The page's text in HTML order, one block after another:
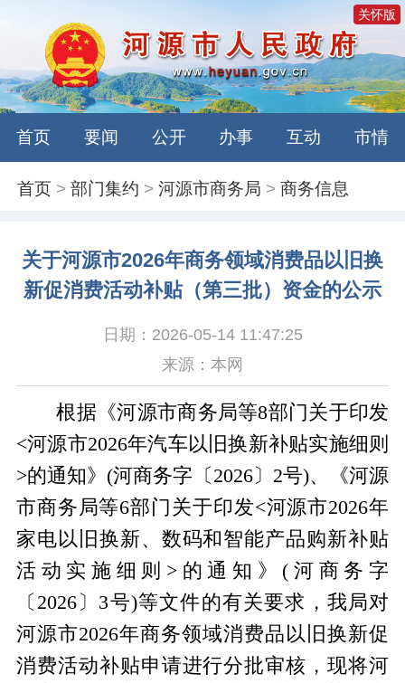
关怀版
首页 要闻 公开 办事 互动 市情
首页 >部门集约 >河源市商务局 >商务信息
关于河源市2026年商务领域消费品以旧换
新促消费活动补贴（第三批）资金的公示
日期：2026-05-14 11:47:25
来源：本网
根据《河源市商务局等8部门关于印发
<河源市2026年汽车以旧换新补贴实施细则
>的通知》(河商务字〔2026〕2号)、《河源
市商务局等6部门关于印发<河源市2026年
家电以旧换新、数码和智能产品购新补贴
活动实施细则>的通知》(河商务字
〔2026〕3号)等文件的有关要求，我局对
河源市2026年商务领域消费品以旧换新促
消费活动补贴申请进行分批审核，现将河